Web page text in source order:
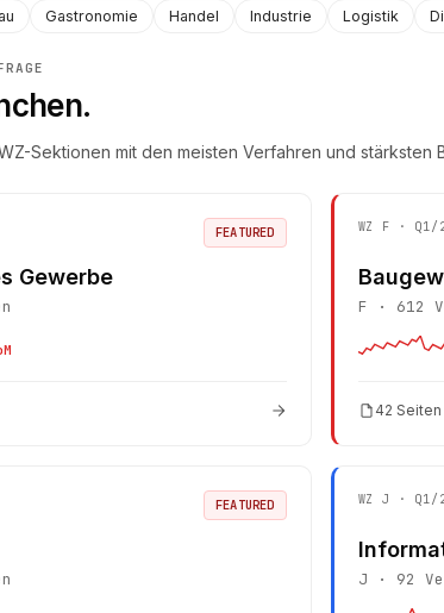
Gastronomie Handel Industrie Logistik
Sektionen mit den meisten Verfahren und stärksten
FEATURED
Gewerbe
WZ F · Q1/
F · 612
42 Seiten
FEATURED WZJ · Q1/
J · 92